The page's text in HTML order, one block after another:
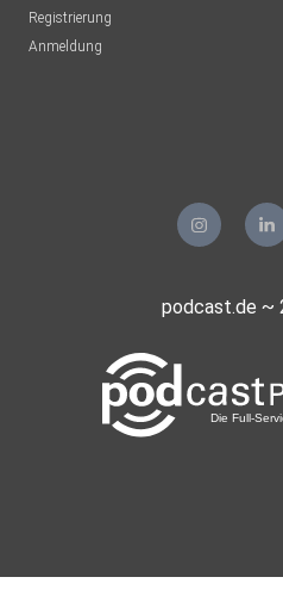
Registrierung
Anmeldung
podcast.de ~